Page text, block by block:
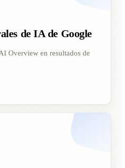
de IA de Google
Overview en resultados de